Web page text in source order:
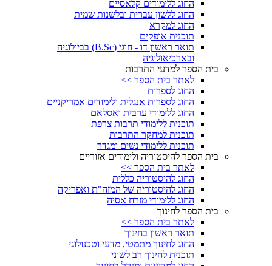
החוג ללימודים קלאסיים
החוג ללשון עברית ובלשנות שמית
החוג למקרא
תוכנית אופקים
תואר ראשון דו - חוגי (B.Sc) בביולוגיה
ובארכיאולוגיה
בית הספר למדעי התרבות
לאתר בית הספר >>
החוג לספרות
החוג לספרות אנגלית ולימודים אמריקניים
החוג ללימודי ערבית ואסלאם
תוכנית ללימודי תרבות צרפת
תוכנית למחקר התרבות
תוכנית ללימודי נשים ומגדר
בית הספר להיסטוריה ולימודים אזוריים
לאתר בית הספר >>
החוג להיסטוריה כללית
החוג להיסטוריה של המזה"ת ואפריקה
החוג ללימודי מזרח אסיה
בית הספר לחינוך
לאתר בית הספר >>
תואר ראשון בחינוך
החוג לחינוך מתמטי, מדעי וטכנולוגי
תוכנית לחינוך רב לשוני